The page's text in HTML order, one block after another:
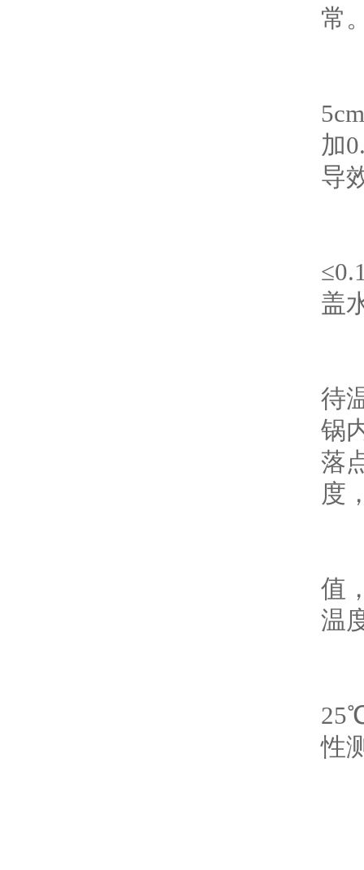
常
加
导
盖
待
锅
落
度
值
温
性